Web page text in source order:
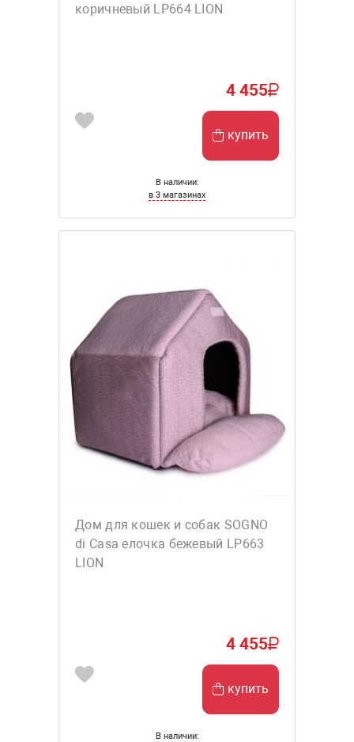
коричневый LP664 LION
4 455
купить
В наличии:
в 3 магазинах
Дом для кошек и собак SOGNO
di Casa елочка бежевый LP663
LION
4 455
купить
В наличии: